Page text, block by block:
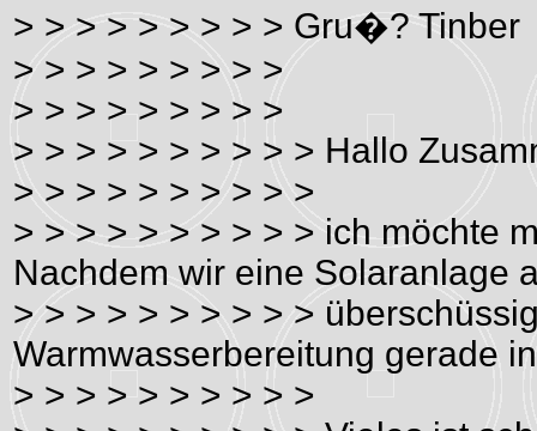
> > > > > > > > > Gru�?
> > > > > > > > >
> > > > > > > > >
> > > > > > > > > > Hallo
> > > > > > > > > >
> > > > > > > > > > ich möchte
Nachdem wir eine Solaranlage
> > > > > > > > > >
Warmwasserbereitung gerade
> > > > > > > > > >